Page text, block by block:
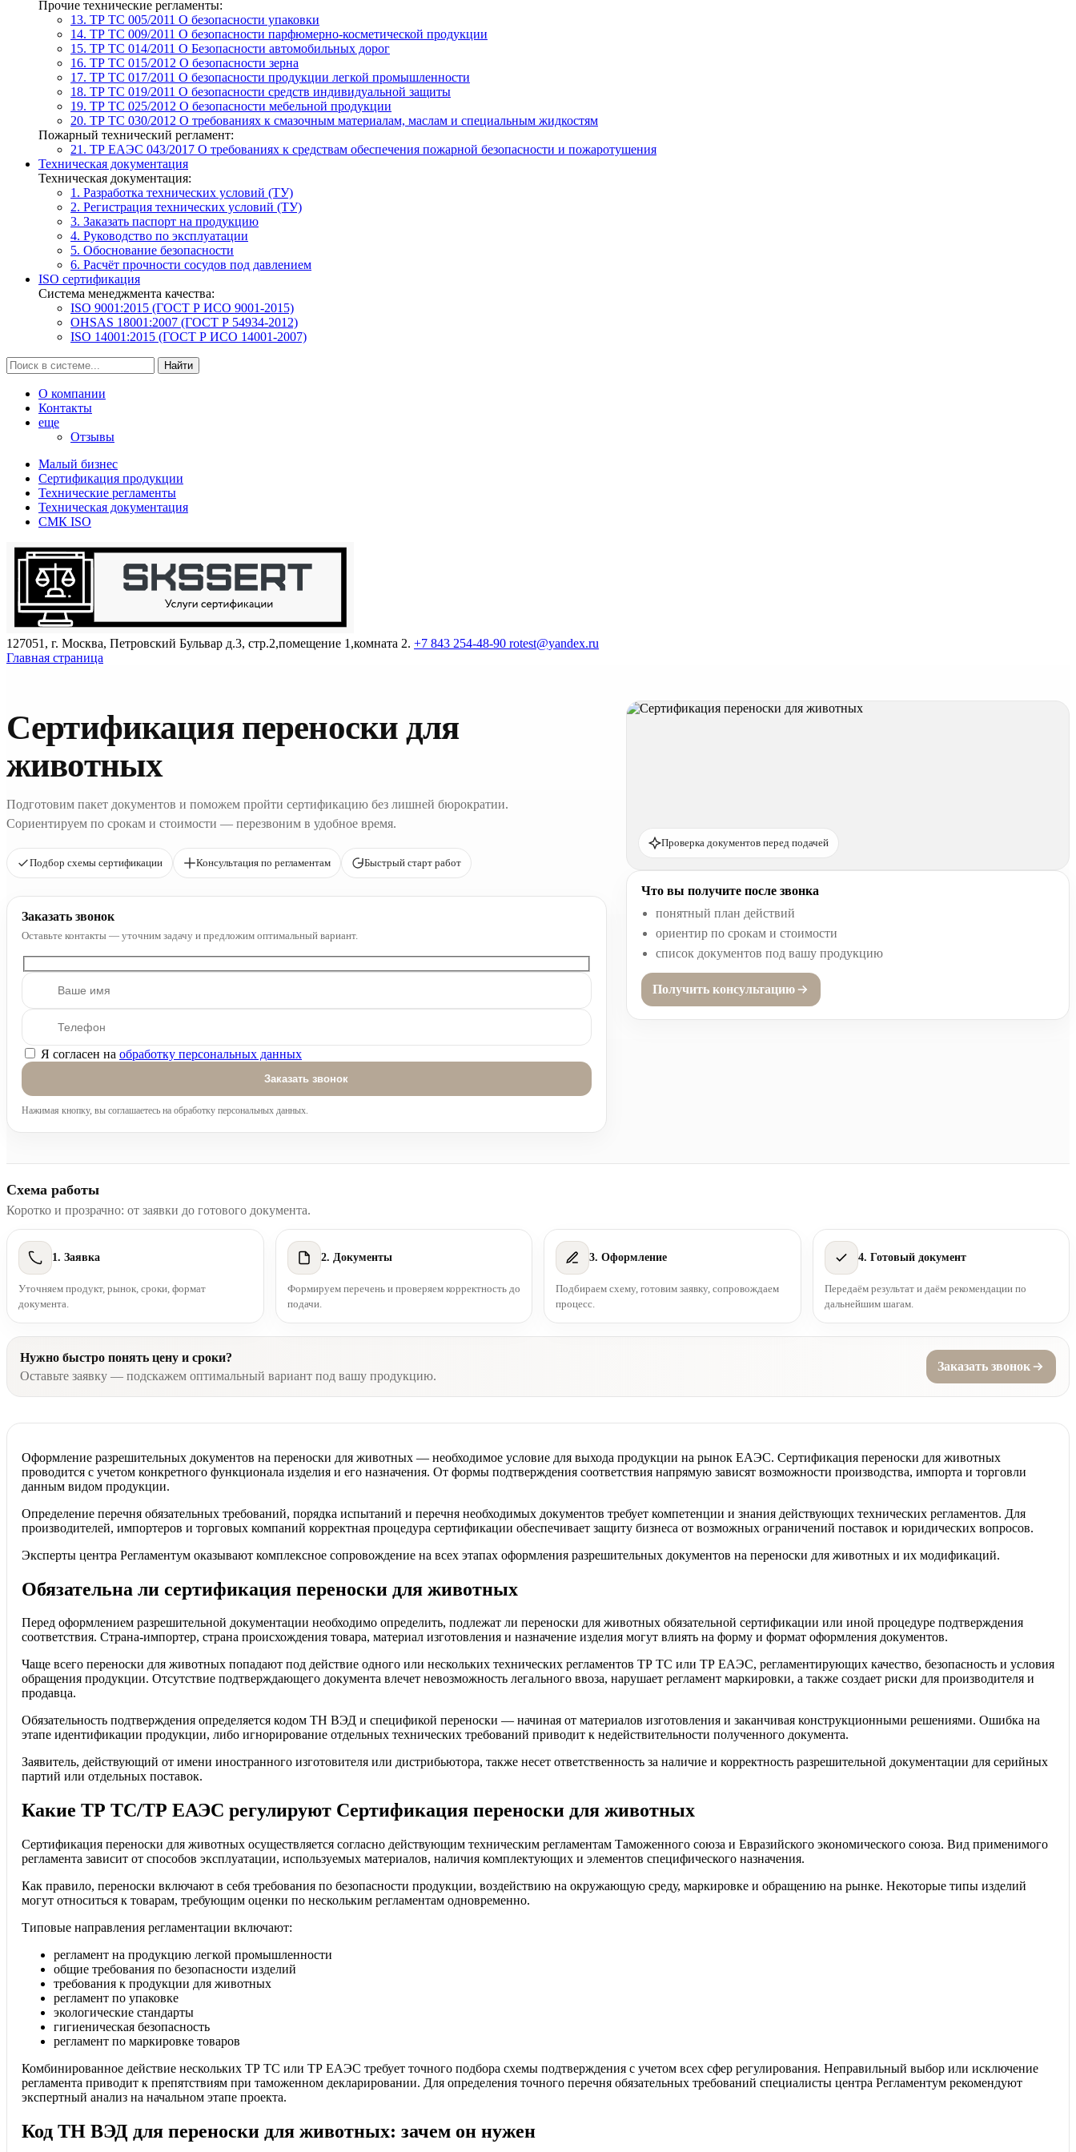
Прочие технические регламенты:
13. ТР ТС 005/2011 О безопасности упаковки
14. ТР ТС 009/2011 О безопасности парфюмерно-косметической продукции
15. ТР ТС 014/2011 О Безопасности автомобильных дорог
16. ТР ТС 015/2012 О безопасности зерна
17. ТР ТС 017/2011 О безопасности продукции легкой промышленности
18. ТР ТС 019/2011 О безопасности средств индивидуальной защиты
19. ТР ТС 025/2012 О безопасности мебельной продукции
20. ТР ТС 030/2012 О требованиях к смазочным материалам, маслам и специальным жидкостям
Пожарный технический регламент:
21. ТР ЕАЭС 043/2017 О требованиях к средствам обеспечения пожарной безопасности и пожаротушения
Техническая документация
Техническая документация:
1. Разработка технических условий (ТУ)
2. Регистрация технических условий (ТУ)
3. Заказать паспорт на продукцию
4. Руководство по эксплуатации
5. Обоснование безопасности
6. Расчёт прочности сосудов под давлением
ISO сертификация
Система менеджмента качества:
ISO 9001:2015 (ГОСТ Р ИСО 9001-2015)
OHSAS 18001:2007 (ГОСТ Р 54934-2012)
ISO 14001:2015 (ГОСТ Р ИСО 14001-2007)
Найти
О компании
Контакты
еще
Отзывы
Малый бизнес
Сертификация продукции
Технические регламенты
Техническая документация
СМК ISO
127051, г. Москва, Петровский Бульвар д.3, стр.2,помещение 1,комната 2. +7 843 254-48-90 rotest@yandex.ru
Главная страница
Сертификация переноски для
животных
Подготовим пакет документов и поможем пройти сертификацию без лишней бюрократии.
Сориентируем по срокам и стоимости — перезвоним в удобное время.
Подбор схемы сертификации Консультация по регламентам Быстрый старт работ
Заказать звонок
Оставьте контакты — уточним задачу и предложим оптимальный вариант.
Оставьте это поле пустым.
Я согласен на обработку персональных данных
Нажимая кнопку, вы соглашаетесь на обработку персональных данных.
Проверка документов перед подачей
Что вы получите после звонка
понятный план действий
ориентир по срокам и стоимости
список документов под вашу продукцию
Получить консультацию
Схема работы
Коротко и прозрачно: от заявки до готового документа.
1. Заявка
Уточняем продукт, рынок, сроки, формат
документа.
2. Документы
Формируем перечень и проверяем корректность до
подачи.
3. Оформление
Подбираем схему, готовим заявку, сопровождаем
процесс.
4. Готовый документ
Передаём результат и даём рекомендации по
дальнейшим шагам.
Нужно быстро понять цену и сроки?
Оставьте заявку — подскажем оптимальный вариант под вашу продукцию.
Заказать звонок
Оформление разрешительных документов на переноски для животных — необходимое условие для выхода продукции на рынок ЕАЭС. Сертификация переноски для животных
проводится с учетом конкретного функционала изделия и его назначения. От формы подтверждения соответствия напрямую зависят возможности производства, импорта и торговли
данным видом продукции.
Определение перечня обязательных требований, порядка испытаний и перечня необходимых документов требует компетенции и знания действующих технических регламентов. Для
производителей, импортеров и торговых компаний корректная процедура сертификации обеспечивает защиту бизнеса от возможных ограничений поставок и юридических вопросов.
Эксперты центра Регламентум оказывают комплексное сопровождение на всех этапах оформления разрешительных документов на переноски для животных и их модификаций.
Обязательна ли сертификация переноски для животных
Перед оформлением разрешительной документации необходимо определить, подлежат ли переноски для животных обязательной сертификации или иной процедуре подтверждения
соответствия. Страна-импортер, страна происхождения товара, материал изготовления и назначение изделия могут влиять на форму и формат оформления документов.
Чаще всего переноски для животных попадают под действие одного или нескольких технических регламентов ТР ТС или ТР ЕАЭС, регламентирующих качество, безопасность и условия
обращения продукции. Отсутствие подтверждающего документа влечет невозможность легального ввоза, нарушает регламент маркировки, а также создает риски для производителя и
продавца.
Обязательность подтверждения определяется кодом ТН ВЭД и спецификой переноски — начиная от материалов изготовления и заканчивая конструкционными решениями. Ошибка на
этапе идентификации продукции, либо игнорирование отдельных технических требований приводит к недействительности полученного документа.
Заявитель, действующий от имени иностранного изготовителя или дистрибьютора, также несет ответственность за наличие и корректность разрешительной документации для серийных
партий или отдельных поставок.
Какие ТР ТС/ТР ЕАЭС регулируют Сертификация переноски для животных
Сертификация переноски для животных осуществляется согласно действующим техническим регламентам Таможенного союза и Евразийского экономического союза. Вид применимого
регламента зависит от способов эксплуатации, используемых материалов, наличия комплектующих и элементов специфического назначения.
Как правило, переноски включают в себя требования по безопасности продукции, воздействию на окружающую среду, маркировке и обращению на рынке. Некоторые типы изделий
могут относиться к товарам, требующим оценки по нескольким регламентам одновременно.
Типовые направления регламентации включают:
регламент на продукцию легкой промышленности
общие требования по безопасности изделий
требования к продукции для животных
регламент по упаковке
экологические стандарты
гигиеническая безопасность
регламент по маркировке товаров
Комбинированное действие нескольких ТР ТС или ТР ЕАЭС требует точного подбора схемы подтверждения с учетом всех сфер регулирования. Неправильный выбор или исключение
регламента приводит к препятствиям при таможенном декларировании. Для определения точного перечня обязательных требований специалисты центра Регламентум рекомендуют
экспертный анализ на начальном этапе проекта.
Код ТН ВЭД для переноски для животных: зачем он нужен